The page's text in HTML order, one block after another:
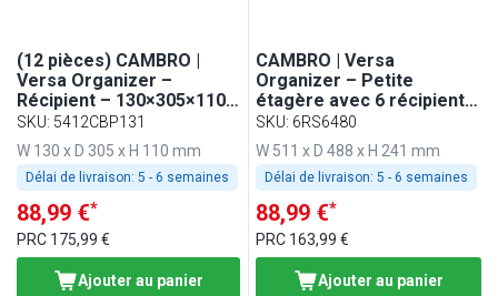
(12 pièces) CAMBRO |
Versa Organizer –
Récipient – 130×305×110
mm – marron
SKU: 5412CBP131
W 130 x D 305 x H 110 mm
Délai de livraison: 5 - 6 semaines
88,99 €*
PRC 175,99 €
Ajouter au panier
CAMBRO | Versa
Organizer – Petite
étagère avec 6 récipients
– 511×488 mm – gris
moucheté
SKU: 6RS6480
W 511 x D 488 x H 241 mm
Délai de livraison: 5 - 6 semaines
88,99 €*
PRC 163,99 €
Ajouter au panier